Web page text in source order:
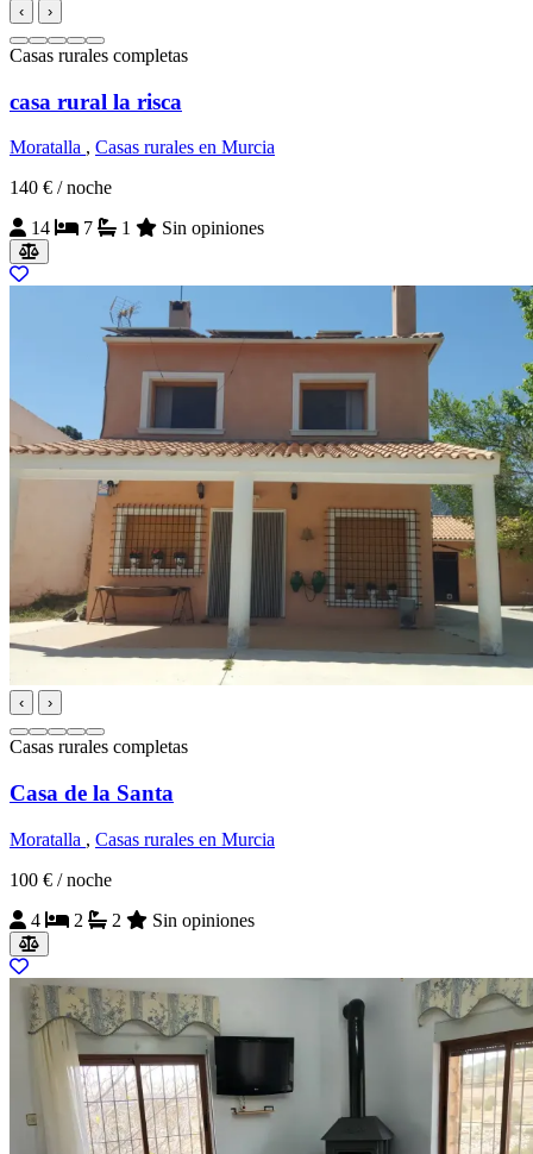
‹ ›
Casas rurales completas
casa rural la risca
Moratalla , Casas rurales en Murcia
140 € / noche
14
7 1 Sin opiniones
‹ ›
Casas rurales completas
Casa de la Santa
Moratalla , Casas rurales en Murcia
100 € / noche
4
2 2 Sin opiniones